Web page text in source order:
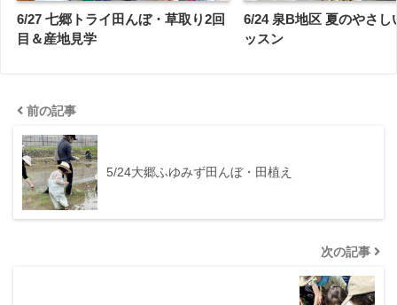
6/27 七郷トライ田んぼ・草取り2回
目＆産地見学
6/24 泉B地区 夏のやさし
ッスン
前の記事
5/24大郷ふゆみず田んぼ・田植え
次の記事